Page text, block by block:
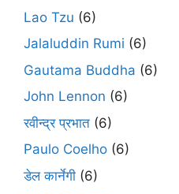
Lao Tzu (6)
Jalaluddin Rumi (6)
Gautama Buddha (6)
John Lennon (6)
रवीन्द्र प्रभात (6)
Paulo Coelho (6)
डेल कार्नेगी (6)